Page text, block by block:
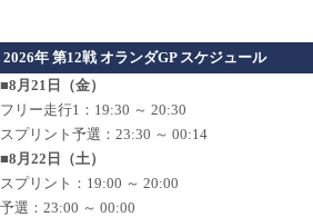
2026年 第12戦 オランダGP スケジュール
■8月21日（金）
フリー走行1：19:30 ～ 20:30
スプリント予選：23:30 ～ 00:14
■8月22日（土）
スプリント：19:00 ～ 20:00
予選：23:00 ～ 00:00